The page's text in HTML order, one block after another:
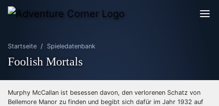
Startseite Spieledatenbank
Foolish Mortals
Murphy McCallan ist besessen davon, den verlorenen Schatz von
Bellemore Manor zu finden und begibt sich dafür im Jahr 1932 auf